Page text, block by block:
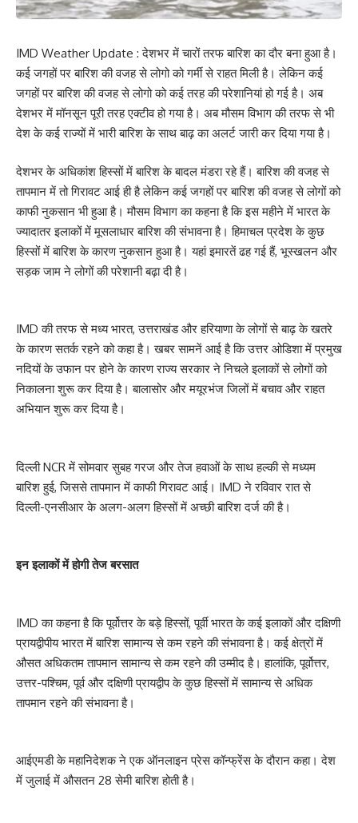
IMD Weather Update : देशभर में चारों तरफ बारिश का दौर बना हुआ है।
कई जगहों पर बारिश की वजह से लोगो को गर्मी से राहत मिली है। लेकिन कई
जगहों पर बारिश की वजह से लोगो को कई तरह की परेशानियां हो गई है। अब
देशभर में मॉनसून पूरी तरह एक्टीव हो गया है। अब मौसम विभाग की तरफ से भी
देश के कई राज्यों में भारी बारिश के साथ बाढ़ का अलर्ट जारी कर दिया गया है।
देशभर के अधिकांश हिस्सों में बारिश के बादल मंडरा रहे हैं। बारिश की वजह से
तापमान में तो गिरावट आई ही है लेकिन कई जगहों पर बारिश की वजह से लोगों को
काफी नुकसान भी हुआ है। मौसम विभाग का कहना है कि इस महीने में भारत के
ज्यादातर इलाकों में मूसलाधार बारिश की संभावना है। हिमाचल प्रदेश के कुछ
हिस्सों में बारिश के कारण नुकसान हुआ है। यहां इमारतें ढह गई हैं, भूस्खलन और
सड़क जाम ने लोगों की परेशानी बढ़ा दी है।
IMD की तरफ से मध्य भारत, उत्तराखंड और हरियाणा के लोगों से बाढ़ के खतरे
के कारण सतर्क रहने को कहा है। खबर सामनें आई है कि उत्तर ओडिशा में प्रमुख
नदियों के उफान पर होने के कारण राज्य सरकार ने निचले इलाकों से लोगों को
निकालना शुरू कर दिया है। बालासोर और मयूरभंज जिलों में बचाव और राहत
अभियान शुरू कर दिया है।
दिल्ली NCR में सोमवार सुबह गरज और तेज हवाओं के साथ हल्की से मध्यम
बारिश हुई, जिससे तापमान में काफी गिरावट आई। IMD ने रविवार रात से
दिल्ली-एनसीआर के अलग-अलग हिस्सों में अच्छी बारिश दर्ज की है।
इन इलाकों में होगी तेज बरसात
IMD का कहना है कि पूर्वोत्तर के बड़े हिस्सों, पूर्वी भारत के कई इलाकों और दक्षिणी
प्रायद्वीपीय भारत में बारिश सामान्य से कम रहने की संभावना है। कई क्षेत्रों में
औसत अधिकतम तापमान सामान्य से कम रहने की उम्मीद है। हालांकि, पूर्वोत्तर,
उत्तर-पश्चिम, पूर्व और दक्षिणी प्रायद्वीप के कुछ हिस्सों में सामान्य से अधिक
तापमान रहने की संभावना है।
आईएमडी के महानिदेशक ने एक ऑनलाइन प्रेस कॉन्फ्रेंस के दौरान कहा। देश
में जुलाई में औसतन 28 सेमी बारिश होती है।